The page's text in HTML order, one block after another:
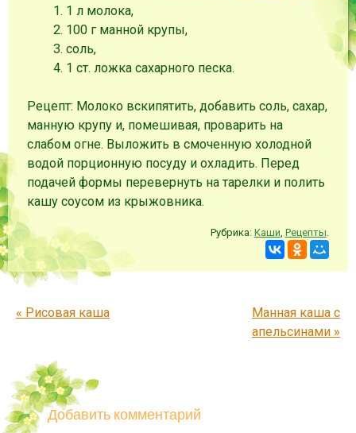
1 л молока,
100 г манной крупы,
соль,
1 ст. ложка сахарного песка.
Рецепт: Молоко вскипятить, добавить соль, сахар,
манную крупу и, помешивая, проварить на
слабом огне. Выложить в смоченную холодной
водой порционную посуду и охладить. Перед
подачей формы перевернуть на тарелки и полить
кашу соусом из крыжовника.
Рубрика: Каши Рецепты
Запись навигация
« Рисовая каша
Манная каша с
апельсинами »
Добавить комментарий